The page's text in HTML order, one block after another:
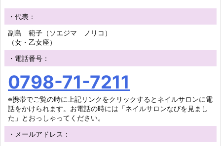
・代表：
副島 範子（ソエジマ ノリコ）
（女・乙女座）
・電話番号：
0798-71-7211
※携帯でご覧の時に上記リンクをクリックするとネイルサロンに電
話をかけられます。お電話の時には「ネイルサロンなびを見まし
た」とおっしゃってください。
・メールアドレス：